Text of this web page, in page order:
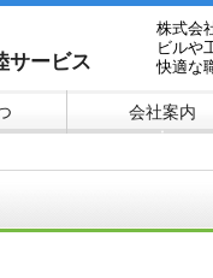
サービス
株式会
ビルや
快適な
会社案内
▼